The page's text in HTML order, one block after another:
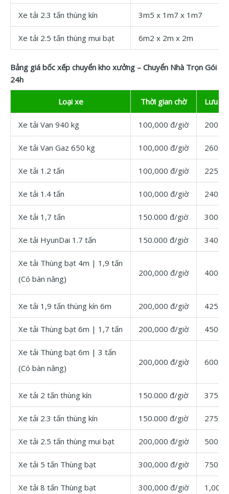
Xe tải 2.3 tấn thùng kín 3m5 x 1m7 x 1m7
Xe tải 2.5 tấn thùng mui bạt 6m2 x 2m x 2m
Bảng giá bốc xếp chuyển kho xưởng – Chuyển Nhà Trọn Gói
24h
Loại xe Thời gian chờ Lưu
Xe tải Van 940 kg 100,000 đ/giờ
Xe tải Van Gaz 650 kg 100,000 đ/giờ
Xe tải 1.2 tấn 100,000 đ/giờ
Xe tải 1.4 tấn 100,000 đ/giờ
Xe tải 1,7 tấn 150.000 đ/giờ
Xe tải HyunDai 1.7 tấn 150.000 đ/giờ
Xe tải Thùng bạt 4m | 1,9 tấn
(Có bàn nâng)
200,000 đ/giờ
Xe tải 1,9 tấn thùng kín 6m 200,000 đ/giờ
Xe tải Thùng bạt 6m | 1,7 tấn 200,000 đ/giờ
Xe tải Thùng bạt 6m | 3 tấn
(Có bàn nâng)
200,000 đ/giờ
Xe tải 2 tấn thùng kín 150.000 đ/giờ
Xe tải 2.3 tấn thùng kín 150.000 đ/giờ
Xe tải 2.5 tấn thùng mui bạt 200,000 đ/giờ
Xe tải 5 tấn Thùng bạt 300,000 đ/giờ
Xe tải 8 tấn Thùng bạt 300,000 đ/giờ